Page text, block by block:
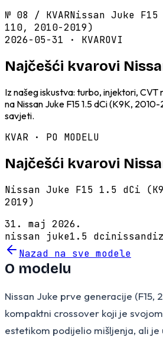
№ 08 / KVARNissan Juke
110, 2010-2019)
2026-05-31 · KVAROVI
Najčešći kvarovi
Iz našeg iskustva: turbo, injektori, CVT
na Nissan Juke F15 1.5 dCi (K9K,
savjeti.
KVAR · PO MODELU
Najčešći kvarovi
Nissan Juke F15 1.5 dCi
2019)
31. maj 2026.
nissan juke1.5 dcinissan
Nazad na sve modele
O modelu
Nissan Juke prve generacije (F15,
kompaktni crossover koji je
estetikom podijelio mišljenja, ali je